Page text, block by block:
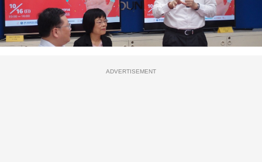
ADVERTISEMENT